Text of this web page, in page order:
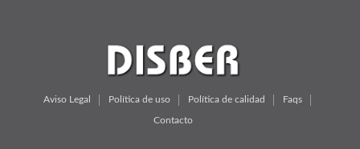
Aviso Legal Política de uso Política de calidad Faqs
Contacto